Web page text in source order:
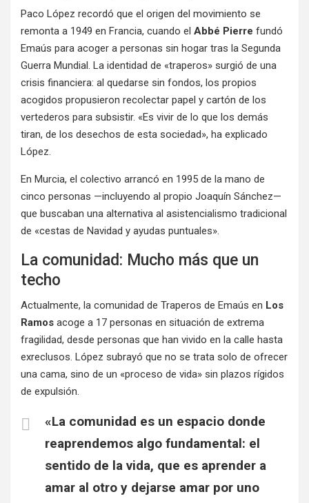
Paco López recordó que el origen del movimiento se
remonta a 1949 en Francia, cuando el Abbé Pierre fundó
Emaús para acoger a personas sin hogar tras la Segunda
Guerra Mundial. La identidad de «traperos» surgió de una
crisis financiera: al quedarse sin fondos, los propios
acogidos propusieron recolectar papel y cartón de los
vertederos para subsistir. «Es vivir de lo que los demás
tiran, de los desechos de esta sociedad», ha explicado
López.
En Murcia, el colectivo arrancó en 1995 de la mano de
cinco personas —incluyendo al propio Joaquín Sánchez—
que buscaban una alternativa al asistencialismo tradicional
de «cestas de Navidad y ayudas puntuales».
La comunidad: Mucho más que un
techo
Actualmente, la comunidad de Traperos de Emaús en Los
Ramos acoge a 17 personas en situación de extrema
fragilidad, desde personas que han vivido en la calle hasta
exreclusos. López subrayó que no se trata solo de ofrecer
una cama, sino de un «proceso de vida» sin plazos rígidos
de expulsión.
«La comunidad es un espacio donde
reaprendemos algo fundamental: el
sentido de la vida, que es aprender a
amar al otro y dejarse amar por uno